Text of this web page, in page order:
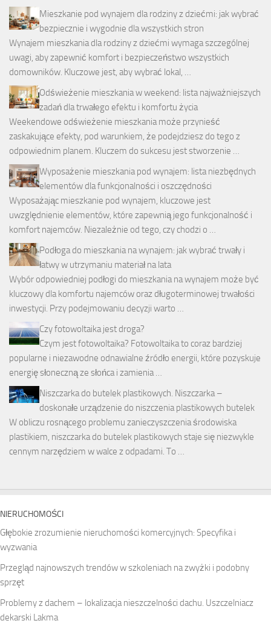
Mieszkanie pod wynajem dla rodziny z dziećmi: jak wybrać
bezpiecznie i wygodnie dla wszystkich stron
Wynajem mieszkania dla rodziny z dziećmi wymaga szczególnej
uwagi, aby zapewnić komfort i bezpieczeństwo wszystkich
domowników. Kluczowe jest, aby wybrać lokal, …
Odświeżenie mieszkania w weekend: lista najważniejszych
zadań dla trwałego efektu i komfortu życia
Weekendowe odświeżenie mieszkania może przynieść
zaskakujące efekty, pod warunkiem, że podejdziesz do tego z
odpowiednim planem. Kluczem do sukcesu jest stworzenie …
Wyposażenie mieszkania pod wynajem: lista niezbędnych
elementów dla funkcjonalności i oszczędności
Wyposażając mieszkanie pod wynajem, kluczowe jest
uwzględnienie elementów, które zapewnią jego funkcjonalność i
komfort najemców. Niezależnie od tego, czy chodzi o …
Podłoga do mieszkania na wynajem: jak wybrać trwały i
łatwy w utrzymaniu materiał na lata
Wybór odpowiedniej podłogi do mieszkania na wynajem może być
kluczowy dla komfortu najemców oraz długoterminowej trwałości
inwestycji. Przy podejmowaniu decyzji warto …
Czy fotowoltaika jest droga?
Czym jest fotowoltaika? Fotowoltaika to coraz bardziej
popularne i niezawodne odnawialne źródło energii, które pozyskuje
energię słoneczną ze słońca i zamienia …
Niszczarka do butelek plastikowych. Niszczarka –
doskonałe urządzenie do niszczenia plastikowych butelek
W obliczu rosnącego problemu zanieczyszczenia środowiska
plastikiem, niszczarka do butelek plastikowych staje się niezwykle
cennym narzędziem w walce z odpadami. To …
NIERUCHOMOŚCI
Głębokie zrozumienie nieruchomości komercyjnych: Specyfika i
wyzwania
Przegląd najnowszych trendów w szkoleniach na zwyżki i podobny
sprzęt
Problemy z dachem – lokalizacja nieszczelności dachu. Uszczelniacz
dekarski Lakma